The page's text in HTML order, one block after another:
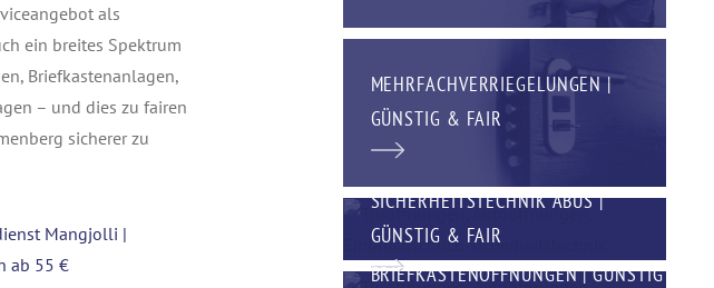
als
ein breites Spektrum
Briefkastenanlagen,
– und dies zu fairen
sicherer zu
MEHRFACHVERRIEGELUNGEN |
GÜNSTIG & FAIR
SICHERHEITSTECHNIK ABUS |
GÜNSTIG & FAIR
BRIEFKASTENÖFFNUNGEN | GÜNSTIG